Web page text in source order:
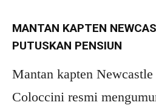
MANTAN KAPTEN
PUTUSKAN PENSIUN
Mantan kapten
Coloccini resmi